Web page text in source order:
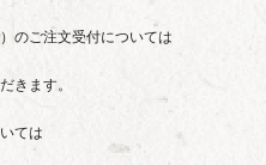
のご注文受付については
きます。
ては